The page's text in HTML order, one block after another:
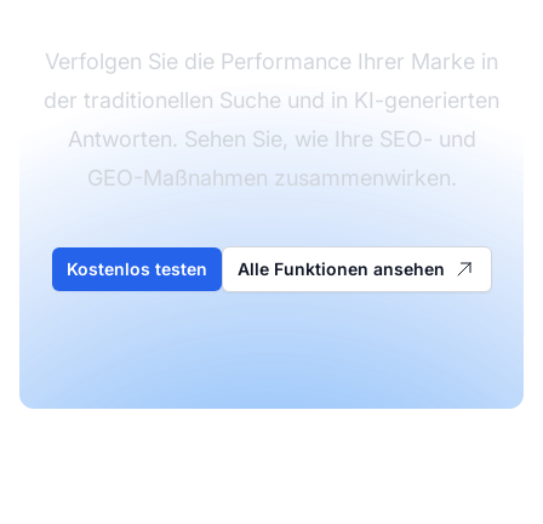
Verfolgen Sie die Performance Ihrer Marke in
der traditionellen Suche und in KI-generierten
Antworten. Sehen Sie, wie Ihre SEO- und
GEO-Maßnahmen zusammenwirken.
Kostenlos testen Alle Funktionen ansehen